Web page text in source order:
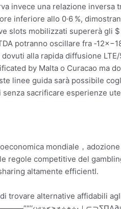
invece una relazione
inferiore allo ​0·6 %,
slots mobilizzati supererà gli
potranno oscillare fra
dovuti alla rapida diffusione
by Malta o Curacao ma
linee guida sarà possibile
sacrificare esperienze
mondiale，
regole competitive del
altamente efficient­​I​.